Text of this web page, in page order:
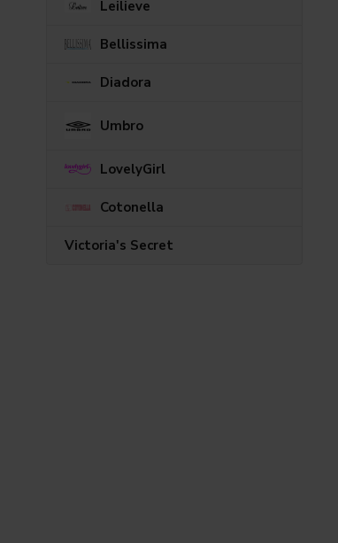
Leilieve
Bellissima
Diadora
Umbro
LovelyGirl
Cotonella
Victoria's Secret